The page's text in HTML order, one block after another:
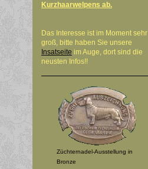
Kurzhaarwelpens ab.
Das Interesse ist im Moment sehr
groß, bitte haben Sie unsere
Insatseite im Auge, dort sind die
neusten Infos!!
Züchternadel-Ausstellung in
Bronze